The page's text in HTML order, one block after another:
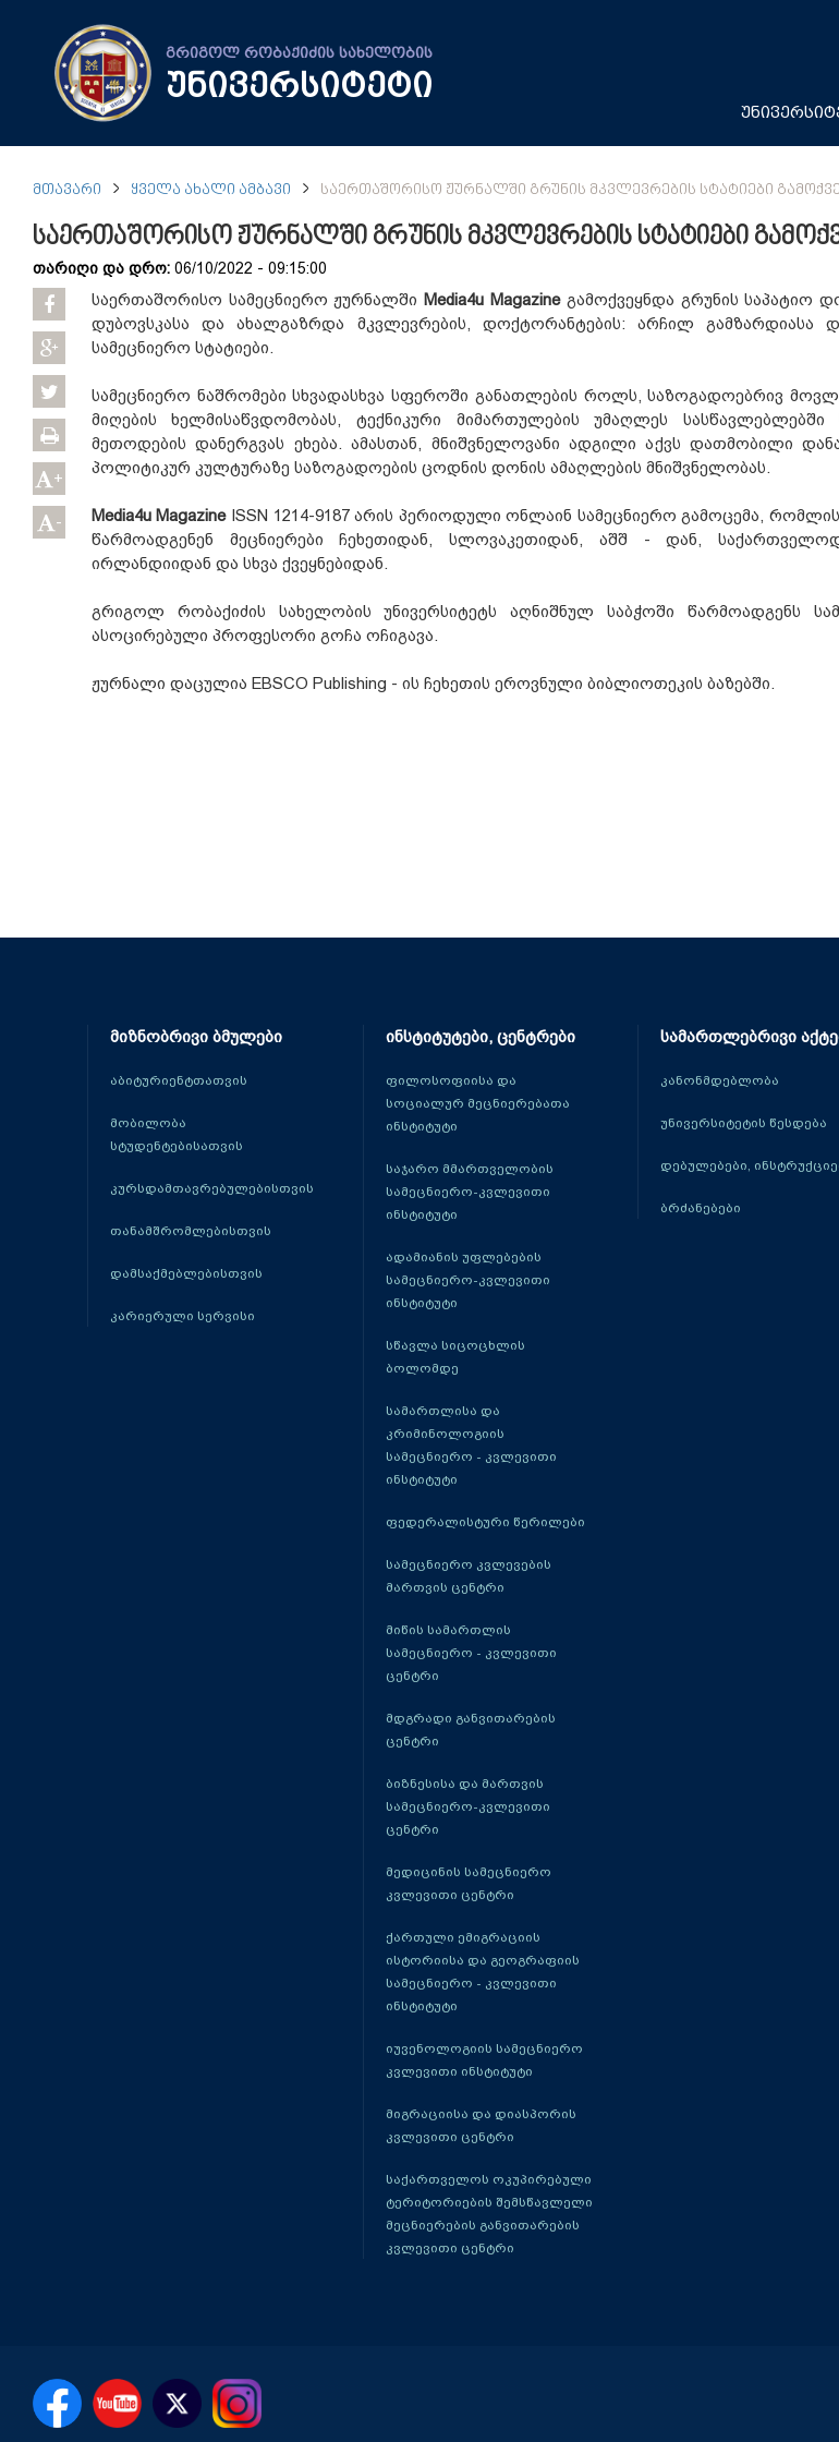
გრიგოლ რობაქიძის სახელობის
უნივერსიტეტი
ᲛᲗᲐᲕᲐᲠᲘ ᲧᲕᲔᲚᲐ ᲐᲮᲐᲚᲘ ᲐᲛᲑᲐᲕᲘ ᲡᲐᲔᲠᲗᲐᲨᲝᲠᲘᲡᲝ ᲟᲣᲠᲜᲐᲚᲨᲘ ᲒᲠᲣᲜᲘᲡ ᲛᲙᲕᲚᲔᲕᲠᲔᲑᲘᲡ ᲡᲢᲐᲢᲘᲔᲑᲘ
საერთაშორისო ჟურნალში გრუნის მკვლევრების სტატიები
თარიღი და დრო: 06/10/2022 - 09:15:00
+
-
საერთაშორისო სამეცნიერო ჟურნალში Media4u Magazineგამოქვეყნდა გრუნის საპატიო
დუბოვსკასა და ახალგაზრდა მკვლევრების, დოქტორანტების: არჩილ გამზარდიასა
სამეცნიერო სტატიები.
სამეცნიერო ნაშრომები სხვადასხვა სფეროში განათლების როლს, საზოგადოებრივ
მიღების ხელმისაწვდომობას, ტექნიკური მიმართულების უმაღლეს სასწავლებლებში
მეთოდების დანერგვას ეხება. ამასთან, მნიშვნელოვანი ადგილი აქვს დათმობილი
პოლიტიკურ კულტურაზე საზოგადოების ცოდნის დონის ამაღლების მნიშვნელობას.
Media4u MagazineISSN 1214-9187 არის პერიოდული ონლაინ სამეცნიერო გამოცემა,
წარმოადგენენ მეცნიერები ჩეხეთიდან, სლოვაკეთიდან, აშშ - დან,
ირლანდიიდან და სხვა ქვეყნებიდან.
გრიგოლ რობაქიძის სახელობის უნივერსიტეტს აღნიშნულ საბჭოში წარმოადგენს
ასოცირებული პროფესორი გოჩა ოჩიგავა.
ჟურნალი დაცულია EBSCO Publishing - ის ჩეხეთის ეროვნული ბიბლიოთეკის ბაზებში.
მიზნობრივი ბმულები
აბიტურიენტთათვის
მობილობა
სტუდენტებისათვის
კურსდამთავრებულებისთვის
თანამშრომლებისთვის
დამსაქმებლებისთვის
კარიერული სერვისი
ინსტიტუტები, ცენტრები
ფილოსოფიისა და
სოციალურ მეცნიერებათა
ინსტიტუტი
საჯარო მმართველობის
სამეცნიერო-კვლევითი
ინსტიტუტი
ადამიანის უფლებების
სამეცნიერო-კვლევითი
ინსტიტუტი
სწავლა სიცოცხლის
ბოლომდე
სამართლისა და
კრიმინოლოგიის
სამეცნიერო - კვლევითი
ინსტიტუტი
ფედერალისტური წერილები
სამეცნიერო კვლევების
მართვის ცენტრი
მიწის სამართლის
სამეცნიერო - კვლევითი
ცენტრი
მდგრადი განვითარების
ცენტრი
ბიზნესისა და მართვის
სამეცნიერო-კვლევითი
ცენტრი
მედიცინის სამეცნიერო
კვლევითი ცენტრი
ქართული ემიგრაციის
ისტორიისა და გეოგრაფიის
სამეცნიერო - კვლევითი
ინსტიტუტი
იუვენოლოგიის სამეცნიერო
კვლევითი ინსტიტუტი
მიგრაციისა და დიასპორის
კვლევითი ცენტრი
საქართველოს ოკუპირებული
ტერიტორიების შემსწავლელი
მეცნიერების განვითარების
კვლევითი ცენტრი
სამართლებრივი
კანონმდებლობა
უნივერსიტეტის წესდება
დებულებები,
ბრძანებები